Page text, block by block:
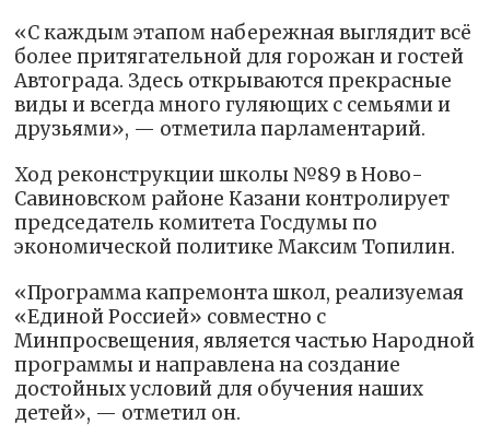
«С каждым этапом набережная выглядит всё
более притягательной для горожан и гостей
Автограда. Здесь открываются прекрасные
виды и всегда много гуляющих с семьями и
друзьями», — отметила парламентарий.
Ход реконструкции школы №89 в Ново-
Савиновском районе Казани контролирует
председатель комитета Госдумы по
экономической политике Максим Топилин.
«Программа капремонта школ, реализуемая
«Единой Россией» совместно с
Минпросвещения, является частью Народной
программы и направлена на создание
достойных условий для обучения наших
детей», — отметил он.